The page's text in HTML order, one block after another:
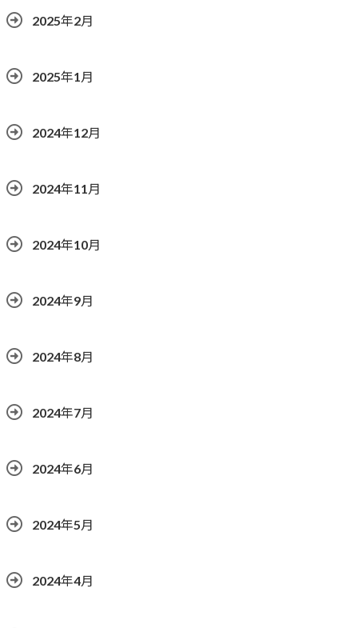
2025年2月
2025年1月
2024年12月
2024年11月
2024年10月
2024年9月
2024年8月
2024年7月
2024年6月
2024年5月
2024年4月